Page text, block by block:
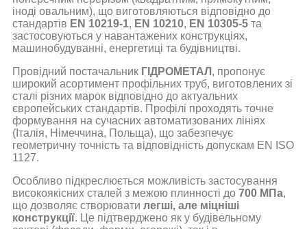
іноді овальним), що виготовляються відповідно до
стандартів EN 10219-1, EN 10210, EN 10305-5 та
застосовуються у навантажених конструкціях,
машинобудуванні, енергетиці та будівництві.
Провідний постачальник ГІДРОМЕТАЛ , пропонує
широкий асортимент профільних труб, виготовлених зі
сталі різних марок відповідно до актуальних
європейських стандартів. Профілі проходять точне
формування на сучасних автоматизованих лініях
(Італія, Німеччина, Польща), що забезпечує
геометричну точність та відповідність допускам EN ISO
1127.
Особливо підкреслюється можливість застосування
високоякісних сталей з межою плинності до 700 МПа,
що дозволяє створювати легші, але міцніші
конструкції. Це підтверджено як у будівельному